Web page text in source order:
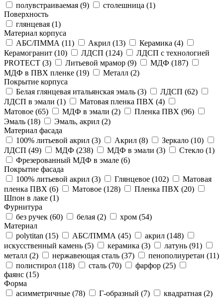
полувстраиваемая (9) столешница (1)
Поверхность
глянцевая (1)
Материал корпуса
АБС/ПММА (11) Акрил (13) Керамика (4)
Керамогранит (10) ЛДСП (124)
ЛДСП с технологией
PROTECT (3) Литьевой мрамор (9) МДФ (187)
МДФ в ПВХ пленке (19) Металл (2)
Покрытие корпуса
Белая глянцевая итальянская эмаль (3) ЛДСП (62)
ЛДСП в эмали (1) Матовая пленка ПВХ (4)
Матовое (65) МДФ в эмали (2) Пленка ПВХ (96)
Эмаль (18) Эмаль, акрил (2)
Материал фасада
100% литьевой акрил (3) Акрил (8) Зеркало (10)
ЛДСП (49) МДФ (238) МДФ в эмали (3) Стекло (1)
Фрезерованный МДФ в эмале (6)
Покрытие фасада
100% литьевой акрил (3) Глянцевое (102)
Матовая
пленка ПВХ (6) Матовое (128) Пленка ПВХ (20)
Шпон в лаке (1)
Фурнитура
без ручек (60) белая (2) хром (54)
Материал
polytitan (15) АБС/ПММА (45) акрил (148)
искусственный камень (5) керамика (3) латунь (91)
металл (2) нержавеющая сталь (37) пенополиуретан (11)
полистирол (118) сталь (70) фарфор (25)
фаянс (15)
Форма
асимметричные (78) Г-образный (7) квадратная (2)